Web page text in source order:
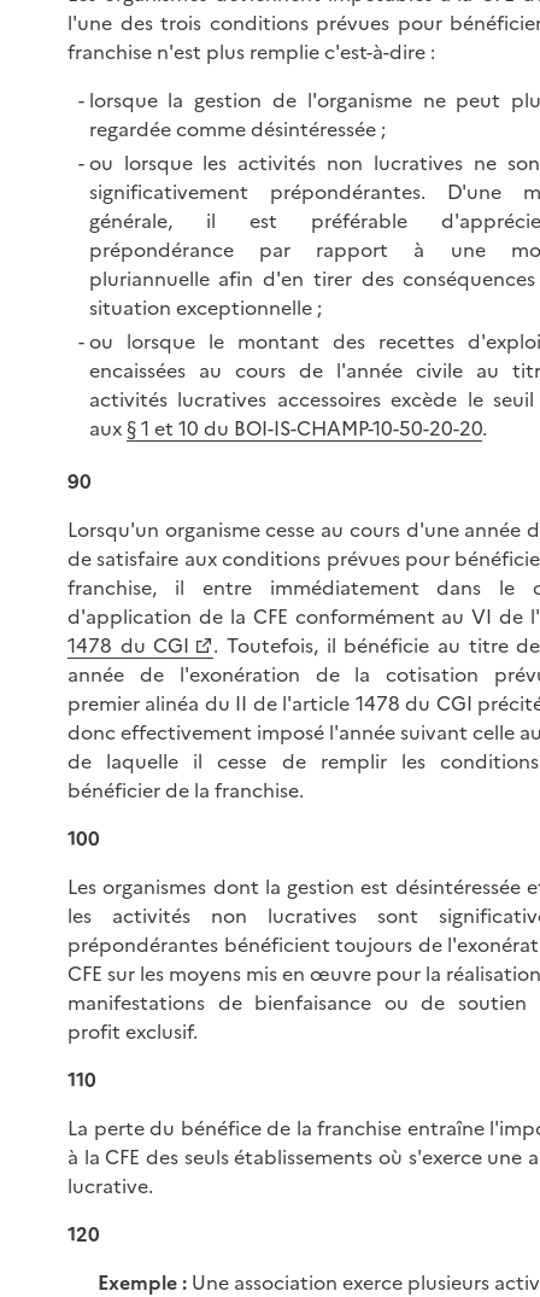
l'une des trois conditions prévues pour
franchise n'est plus remplie c'est-à-dire :
lorsque la gestion de l'organisme ne peut
regardée comme désintéressée ;
ou lorsque les activités non lucratives ne
significativement prépondérantes. D'une
générale, il est préférable
prépondérance par rapport à une
pluriannuelle afin d'en tirer des
situation exceptionnelle ;
ou lorsque le montant des recettes
encaissées au cours de l'année civile au
activités lucratives accessoires excède le
aux§ 1 et 10 du BOI-IS-CHAMP-10-50-20-20.
90
Lorsqu'un organisme cesse au cours d'une année
de satisfaire aux conditions prévues pour
franchise, il entre immédiatement dans le
d'application de la CFE conformément au VI de l'
1478 du CGI
. Toutefois, il bénéficie au titre
année de l'exonération de la cotisation
premier alinéa du II de l'article 1478 du CGI
donc effectivement imposé l'année suivant celle
de laquelle il cesse de remplir les
bénéficier de la franchise.
100
Les organismes dont la gestion est désintéressée
les activités non lucratives sont
prépondérantes bénéficient toujours de
CFE sur les moyens mis en œuvre pour la
manifestations de bienfaisance ou de soutien
profit exclusif.
110
La perte du bénéfice de la franchise entraîne
à la CFE des seuls établissements où s'exerce une
lucrative.
120
Exemple : Une association exerce plusieurs